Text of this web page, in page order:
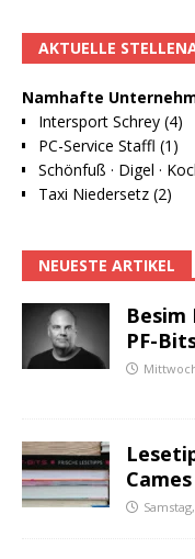
AKTUELLE
Namhafte
Intersport Schrey (4)
PC-Service Staffl (1)
Schönfuß · Digel ·
Taxi Niedersetz (2)
NEUESTE ARTIKEL
Besim
PF-
Cames